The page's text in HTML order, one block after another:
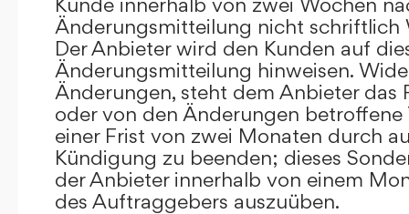
Änderungsmitteilung nicht schriftlich
Der Anbieter wird den Kunden auf
Änderungsmitteilung hinweisen.
Änderungen, steht dem Anbieter das
oder von den Änderungen betroffene
einer Frist von zwei Monaten durch
Kündigung zu beenden; dieses
der Anbieter innerhalb von einem
des Auftraggebers auszuüben.